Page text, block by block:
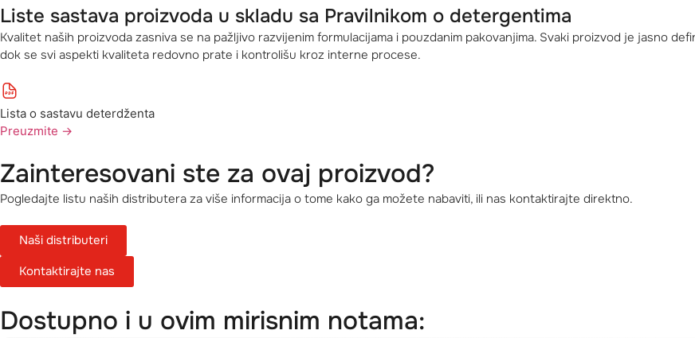
Liste sastava proizvoda u skladu sa Pravilnikom o detergentima
Kvalitet naših proizvoda zasniva se na pažljivo razvijenim formulacijama i pouzdanim pakovanjima. Svaki proizvod je jasno
dok se svi aspekti kvaliteta redovno prate i kontrolišu kroz interne procese.
Lista o sastavu deterdženta
Preuzmite →
Zainteresovani ste za ovaj proizvod?
Pogledajte listu naših distributera za više informacija o tome kako ga možete nabaviti, ili nas kontaktirajte direktno.
Naši distributeri
Kontaktirajte nas
Dostupno i u ovim mirisnim notama: